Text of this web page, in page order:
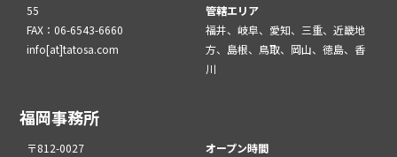
55
FAX：06-6543-6660
info[at]tatosa.com
管轄エリア
福井、岐阜、愛知、三重、近畿地
方、島根、鳥取、岡山、徳島、香
川
福岡事務所
〒812-0027
オープン時間